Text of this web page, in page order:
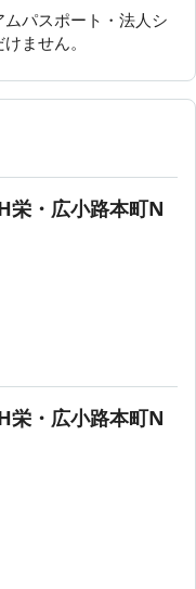
パスポート・法人シ
ません。
栄・広小路本町N
栄・広小路本町N